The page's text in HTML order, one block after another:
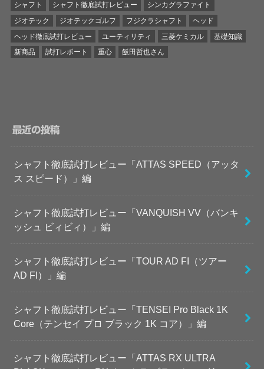
シャフト
シャフト徹底試打レビュー
シンカグラファイト
ジオテック
ジオテックゴルフ フジクラシャフト
ヘッド
ヘッド徹底試打レビュー
ユーティリティ 三菱ケミカル
基礎知識
新商品
試打レポート 重心 飯田哲也さん
最近の投稿
シャフト徹底試打レビュー「ATTAS SPEED（アッタ
ス スピード）」編
シャフト徹底試打レビュー「VANQUISH VV（バンキ
ッシュ ビィビィ）」編
シャフト徹底試打レビュー「TOUR AD FI（ツアー
AD FI）」編
シャフト徹底試打レビュー「TENSEI Pro Black 1K
Core（テンセイ プロ ブラック 1K コア）」編
シャフト徹底試打レビュー「ATTAS RX ULTRA